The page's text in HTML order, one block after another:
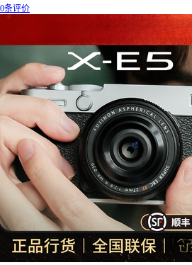
0条评价